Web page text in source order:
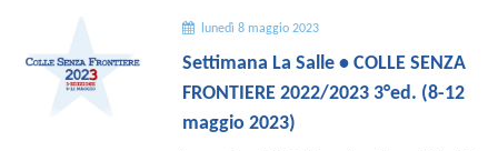
lunedì 8 maggio 2023
Settimana La Salle • COLLE SENZA
FRONTIERE 2022/2023 3°ed. (8-12
maggio 2023)